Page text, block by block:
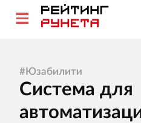
#Юзабилити
Система для